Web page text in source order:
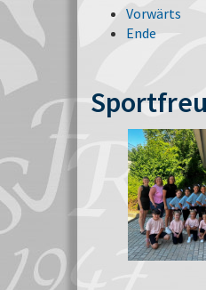
Vorwärts
Ende